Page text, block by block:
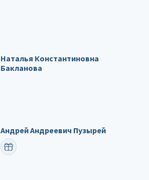
Наталья Константиновна
Бакланова
Андрей Андреевич Пузырей
ПОЗДРАВИТЬ